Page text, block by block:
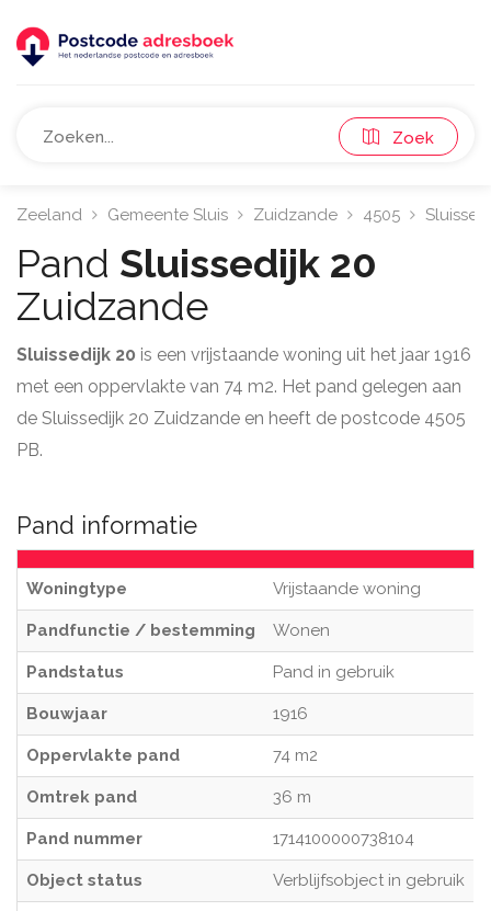
Zoek
Zeeland Gemeente Sluis Zuidzande 4505
Pand Sluissedijk 20
Zuidzande
Sluissedijk 20 is een vrijstaande woning uit het jaar 1916
met een oppervlakte van 74 m2. Het pand gelegen aan
de Sluissedijk 20 Zuidzande en heeft de postcode 4505
PB.
Pand informatie
Woningtype Vrijstaande woning
Pandfunctie / bestemming Wonen
Pandstatus Pand in gebruik
Bouwjaar 1916
Oppervlakte pand 74 m2
Omtrek pand 36 m
Pand nummer 1714100000738104
Object status Verblijfsobject in gebruik